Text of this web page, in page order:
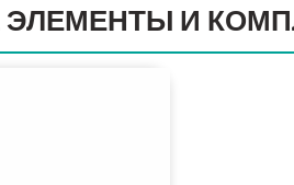
И